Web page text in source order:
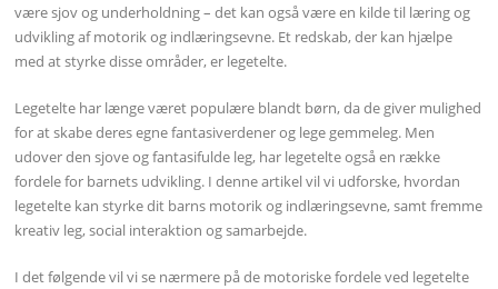
være sjov og underholdning – det kan også være en kilde til læring og
udvikling af motorik og indlæringsevne. Et redskab, der kan hjælpe
med at styrke disse områder, er legetelte.
Legetelte har længe været populære blandt børn, da de giver mulighed
for at skabe deres egne fantasiverdener og lege gemmeleg. Men
udover den sjove og fantasifulde leg, har legetelte også en række
fordele for barnets udvikling. I denne artikel vil vi udforske, hvordan
legetelte kan styrke dit barns motorik og indlæringsevne, samt fremme
kreativ leg, social interaktion og samarbejde.
I det følgende vil vi se nærmere på de motoriske fordele ved legetelte